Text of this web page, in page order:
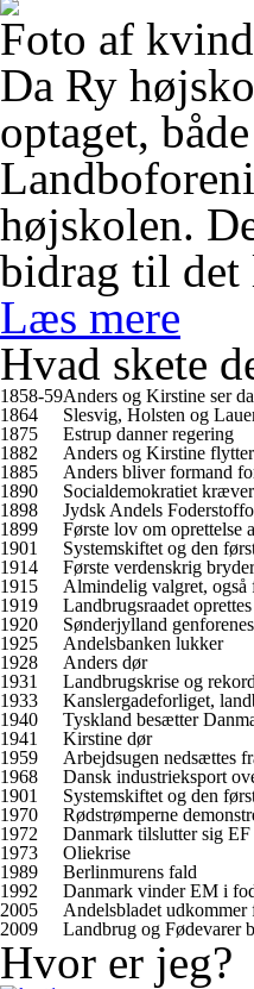
Foto af
Da Ry
optaget,
højskolen.
bidrag til det
Læs mere
Hvad skete
1858-59Anders og Kirstine ser
1864
Slesvig, Holsten og
1875
Estrup danner regering
1882
Anders og Kirstine
1885
Anders bliver formand
1890
Socialdemokratiet
1898
Jydsk Andels
1899
Første lov om oprettelse
1901
Systemskiftet og den
1914
Første verdenskrig
1915
Almindelig valgret, også
1919
Landbrugsraadet oprettes
1920
Sønderjylland
1925
Andelsbanken lukker
1928
Anders dør
1931
Landbrugskrise og
1933
Kanslergadeforliget,
1940
Tyskland besætter
1941
Kirstine dør
1959
Arbejdsugen nedsættes
1968
Dansk industrieksport
1901
Systemskiftet og den
1970
Rødstrømperne
1972
Danmark tilslutter sig EF
1973
Oliekrise
1989
Berlinmurens fald
1992
Danmark vinder EM i
2005
Andelsbladet udkommer
2009
Landbrug og Fødevarer
Hvor er jeg?